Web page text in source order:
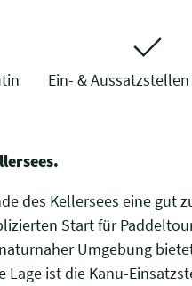
Ein- &
des Kellersees eine gut
Start für
Umgebung
ist die Kanu-